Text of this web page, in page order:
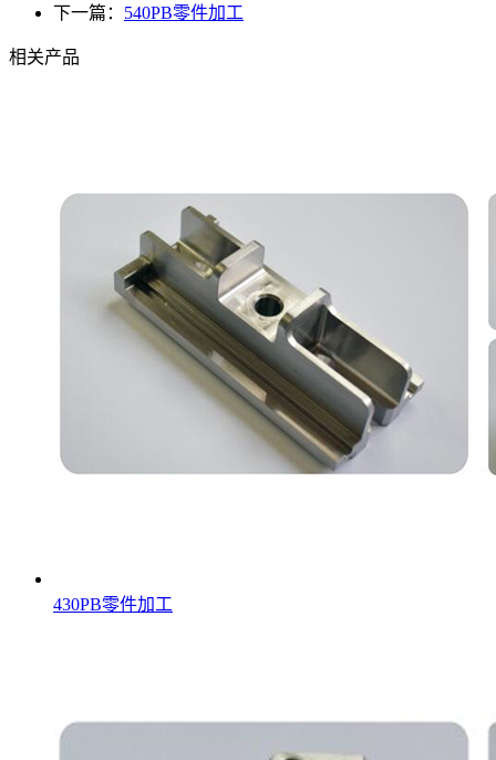
下一篇： 540PB零件加工
相关产品
430PB零件加工